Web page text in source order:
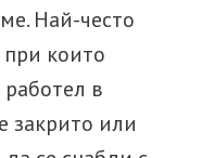
Най-често
при които
в
закрито или